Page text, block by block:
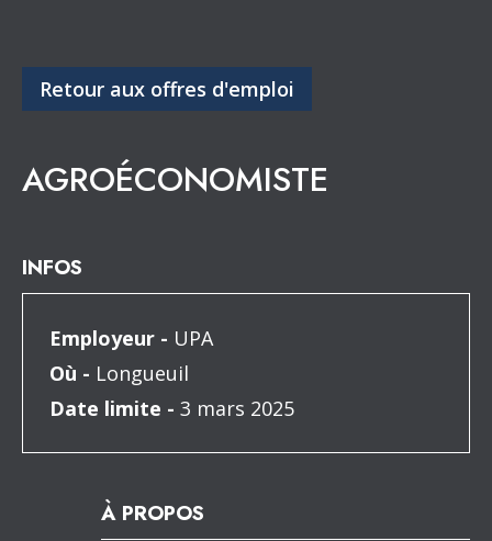
Retour aux offres d'emploi
AGROÉCONOMISTE
INFOS
Employeur - UPA
Où - Longueuil
Date limite - 3 mars 2025
À PROPOS